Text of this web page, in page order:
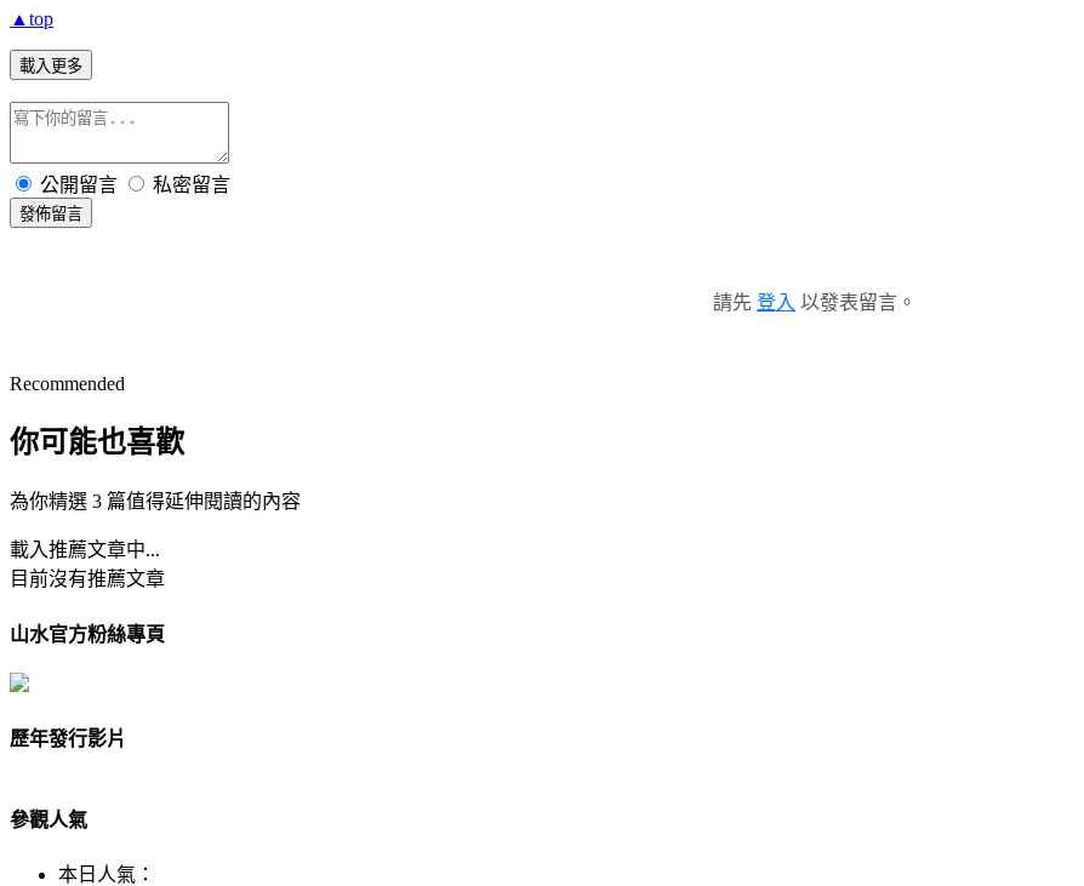
▲top
載入更多
公開留言 私密留言
發佈留言
請先 登入 以發表留言。
Recommended
你可能也喜歡
為你精選 3 篇值得延伸閱讀的內容
載入推薦文章中...
目前沒有推薦文章
山水官方粉絲專頁
歷年發行影片
參觀人氣
本日人氣：